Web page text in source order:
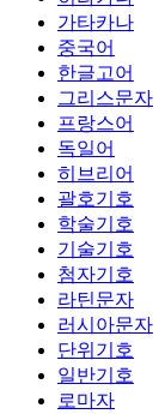
가타카나
중국어
한글고어
그리스문자
프랑스어
독일어
히브리어
괄호기호
학술기호
기술기호
첨자기호
라틴문자
러시아문자
단위기호
일반기호
로마자